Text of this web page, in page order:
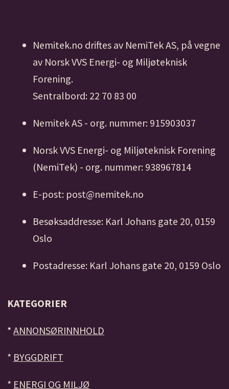
Nemitek.no driftes av NemiTek AS, på vegne
av Norsk VVS Energi- og Miljøteknisk
Forening.
Sentralbord: 22 70 83 00
Nemitek AS - org. nummer: 915903037
Norsk VVS Energi- og Miljøteknisk Forening
(NemiTek) - org. nummer: 938967814
E-post: post@nemitek.no
Besøksaddresse: Karl Johans gate 20, 0159
Oslo
Postadresse: Karl Johans gate 20, 0159 Oslo
KATEGORIER
* ANNONSØRINNHOLD
* BYGGDRIFT
* ENERGI OG MILJØ